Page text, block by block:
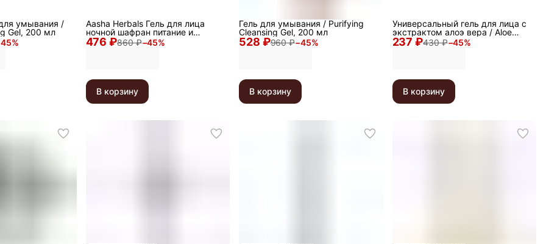
45%
умывания /
Gel, 200 мл
476 ₽860 ₽−45%
Aasha Herbals Гель для лица
ночной шафран питание и
восстановление, 100 мл
В корзину
528 ₽960 ₽−45%
Гель для умывания / Purifying
Cleansing Gel, 200 мл
В корзину
237 ₽430 ₽−45%
Универсальный гель для лица с
экстрактом алоэ вера / Aloe
Vera Soothing Gel, 20 мл
В корзину